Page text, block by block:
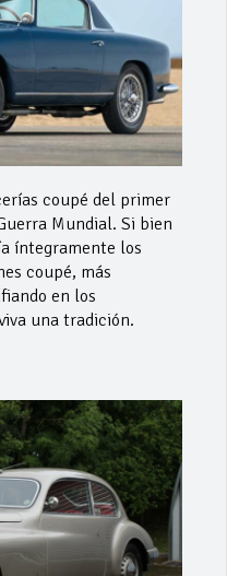
coupé del primer
Mundial. Si bien
íntegramente los
coupé, más
en los
una tradición.